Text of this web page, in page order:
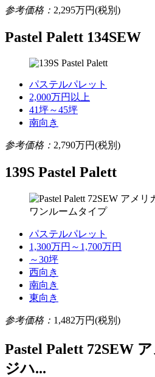
参考価格： 2,295万円(税別)
Pastel Palett 134SEW
パステルパレット
2,000万円以上
41坪～45坪
南向き
参考価格： 2,790万円(税別)
139S Pastel Palett
パステルパレット
1,300万円～1,700万円
～30坪
西向き
南向き
東向き
参考価格： 1,482万円(税別)
Pastel Palett 72SEW
ジハ...